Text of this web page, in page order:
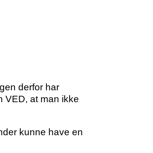
derfor har
VED, at man ikke
kunne have en